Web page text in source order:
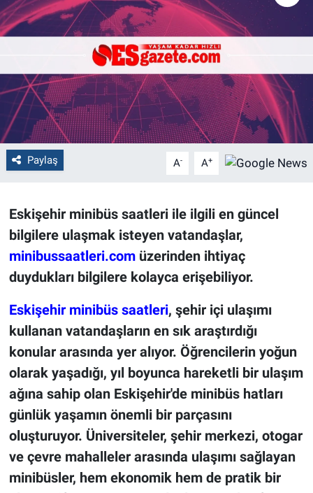
Paylaş A- A+
Eskişehir minibüs saatleri ile ilgili en güncel
bilgilere ulaşmak isteyen vatandaşlar,
minibussaatleri.comüzerinden ihtiyaç
duydukları bilgilere kolayca erişebiliyor.
Eskişehir minibüs saatleri, şehir içi ulaşımı
kullanan vatandaşların en sık araştırdığı
konular arasında yer alıyor. Öğrencilerin yoğun
olarak yaşadığı, yıl boyunca hareketli bir ulaşım
ağına sahip olan Eskişehir'de minibüs hatları
günlük yaşamın önemli bir parçasını
oluşturuyor. Üniversiteler, şehir merkezi, otogar
ve çevre mahalleler arasında ulaşımı sağlayan
minibüsler, hem ekonomik hem de pratik bir
Alış-Veriş/İş dünyası
Kültür Sanat
Bilecik
Kütahya
Gezi
Çevre
Yerel
Bilim ve Teknoloji